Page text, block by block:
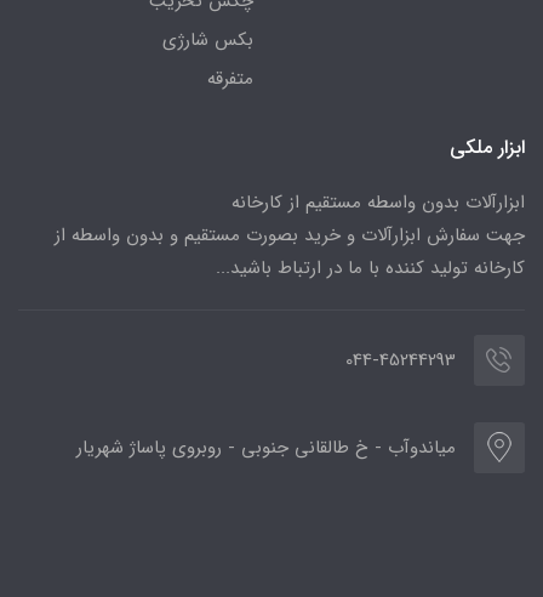
بکس شارژی
متفرقه
ابزار ملکی
ابزارآلات بدون واسطه مستقیم از کارخانه
جهت سفارش ابزارآلات و خرید بصورت مستقیم و بدون واسطه از
کارخانه تولید کننده با ما در ارتباط باشید...
044-45244293
میاندوآب - خ طالقانی جنوبی - روبروی پاساژ شهریار